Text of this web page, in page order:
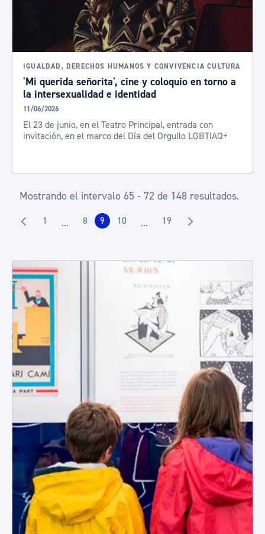
IGUALDAD, DERECHOS HUMANOS Y CONVIVENCIA CULTURA
'Mi querida señorita', cine y coloquio en torno a
la intersexualidad e identidad
11/06/2026
El 23 de junio, en el Teatro Principal, entrada con
invitación, en el marco del Día del Orgullo LGBTIAQ+
Mostrando el intervalo 65 - 72 de 148 resultados.
Página
1 ...Páginas intermedias Use TAB para desplazarse.
Página
8 Página
9 Página
10 ...Páginas intermedias Use TAB
Página
19